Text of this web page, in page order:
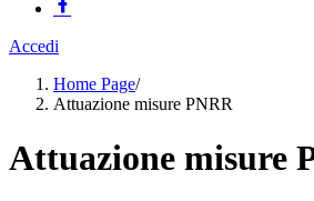
Accedi
Home Page/
Attuazione misure PNRR
Attuazione misure